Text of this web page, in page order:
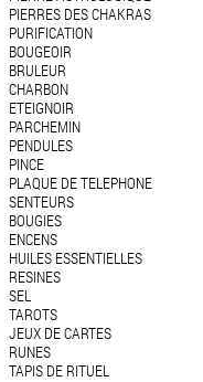
PIERRES DES CHAKRAS
PURIFICATION
BOUGEOIR
BRULEUR
CHARBON
ETEIGNOIR
PARCHEMIN
PENDULES
PINCE
PLAQUE DE TELEPHONE
SENTEURS
BOUGIES
ENCENS
HUILES ESSENTIELLES
RESINES
SEL
TAROTS
JEUX DE CARTES
RUNES
TAPIS DE RITUEL